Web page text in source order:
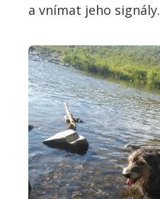
a vnímat jeho signály.